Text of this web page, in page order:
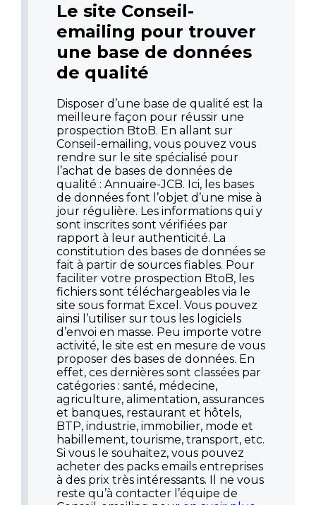
Le site Conseil-
emailing pour trouver
une base de données
de qualité
Disposer d’une base de qualité est la
meilleure façon pour réussir une
prospection BtoB. En allant sur
Conseil-emailing, vous pouvez vous
rendre sur le site spécialisé pour
l’achat de bases de données de
qualité : Annuaire-JCB. Ici, les bases
de données font l’objet d’une mise à
jour régulière. Les informations qui y
sont inscrites sont vérifiées par
rapport à leur authenticité. La
constitution des bases de données se
fait à partir de sources fiables. Pour
faciliter votre prospection BtoB, les
fichiers sont téléchargeables via le
site sous format Excel. Vous pouvez
ainsi l’utiliser sur tous les logiciels
d’envoi en masse. Peu importe votre
activité, le site est en mesure de vous
proposer des bases de données. En
effet, ces dernières sont classées par
catégories : santé, médecine,
agriculture, alimentation, assurances
et banques, restaurant et hôtels,
BTP, industrie, immobilier, mode et
habillement, tourisme, transport, etc.
Si vous le souhaitez, vous pouvez
acheter des packs emails entreprises
à des prix très intéressants. Il ne vous
reste qu’à contacter l’équipe de